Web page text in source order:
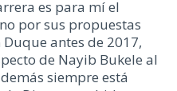
es para mí el
por sus propuestas
antes de 2017,
de Nayib Bukele al
siempre está